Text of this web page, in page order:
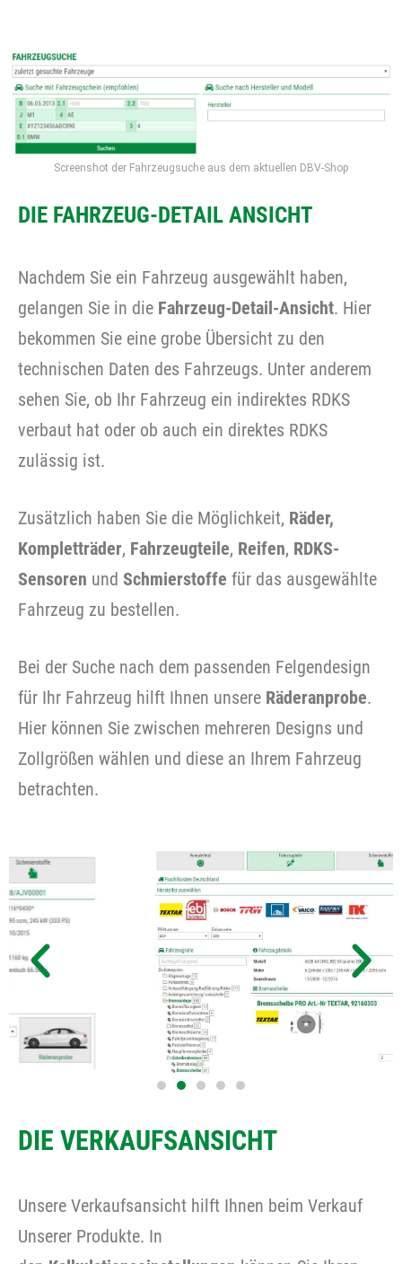
Screenshot der Fahrzeugsuche aus dem aktuellen DBV-Shop
DIE FAHRZEUG-DETAIL ANSICHT
Nachdem Sie ein Fahrzeug ausgewählt haben,
gelangen Sie in die Fahrzeug-Detail-Ansicht. Hier
bekommen Sie eine grobe Übersicht zu den
technischen Daten des Fahrzeugs. Unter anderem
sehen Sie, ob Ihr Fahrzeug ein indirektes RDKS
verbaut hat oder ob auch ein direktes RDKS
zulässig ist.
Zusätzlich haben Sie die Möglichkeit, Räder,
Kompletträder, Fahrzeugteile, Reifen, RDKS-
Sensoren und Schmierstoffe für das ausgewählte
Fahrzeug zu bestellen.
Bei der Suche nach dem passenden Felgendesign
für Ihr Fahrzeug hilft Ihnen unsere Räderanprobe.
Hier können Sie zwischen mehreren Designs und
Zollgrößen wählen und diese an Ihrem Fahrzeug
betrachten.
DIE VERKAUFSANSICHT
Unsere Verkaufsansicht hilft Ihnen beim Verkauf
Unserer Produkte. In